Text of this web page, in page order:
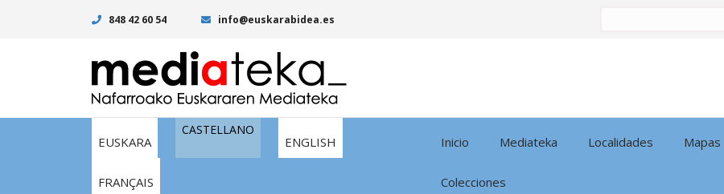
848 42 60 54 info@euskarabidea.es
EUSKARA
CASTELLANO
ENGLISH
FRANÇAIS
Inicio Mediateka Localidades Mapas
Colecciones